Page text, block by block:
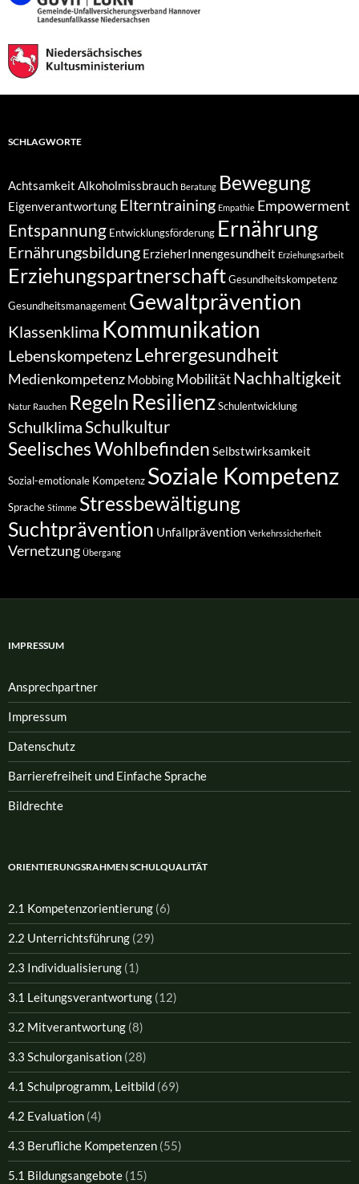
SCHLAGWORTE
Achtsamkeit Alkoholmissbrauch Beratung Bewegung
Eigenverantwortung Elterntraining Empathie Empowerment
Entspannung Entwicklungsförderung Ernährung
Ernährungsbildung ErzieherInnengesundheit Erziehungsarbeit
ErziehungspartnerschaftGesundheitskompetenz
Gesundheitsmanagement Gewaltprävention
Klassenklima Kommunikation
Lebenskompetenz Lehrergesundheit
Medienkompetenz Mobbing MobilitätNachhaltigkeit
Natur Rauchen Regeln ResilienzSchulentwicklung
SchulklimaSchulkultur
Seelisches Wohlbefinden Selbstwirksamkeit
Sozial-emotionale Kompetenz Soziale Kompetenz
Sprache Stimme Stressbewältigung
Suchtprävention Unfallprävention Verkehrssicherheit
Vernetzung Übergang
IMPRESSUM
Ansprech­partner
Impressum
Datenschutz
Barrierefreiheit und Einfache Sprache
Bildrechte
ORIENTIERUNGSRAHMEN SCHULQUALITÄT
2.1 Kompetenzorientierung (6)
2.2 Unterrichtsführung (29)
2.3 Individualisierung (1)
3.1 Leitungsverantwortung (12)
3.2 Mitverantwortung (8)
3.3 Schulorganisation (28)
4.1 Schulprogramm, Leitbild (69)
4.2 Evaluation (4)
4.3 Berufliche Kompetenzen (55)
5.1 Bildungsangebote (15)